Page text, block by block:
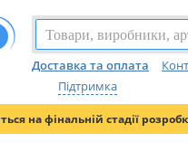
Доставка та оплата
Підтримка
на фінальній стадії